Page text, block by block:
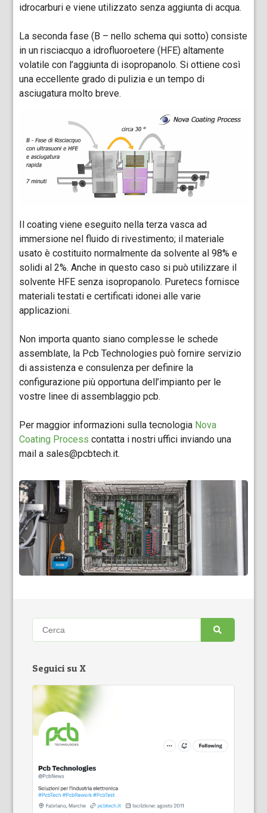
idrocarburi e viene utilizzato senza aggiunta di acqua.
La seconda fase (B – nello schema qui sotto) consiste
in un risciacquo a idrofluoroetere (HFE) altamente
volatile con l’aggiunta di isopropanolo. Si ottiene così
una eccellente grado di pulizia e un tempo di
asciugatura molto breve.
Il coating viene eseguito nella terza vasca ad
immersione nel fluido di rivestimento; il materiale
usato è costituito normalmente da solvente al 98% e
solidi al 2%. Anche in questo caso si può utilizzare il
solvente HFE senza isopropanolo. Puretecs fornisce
materiali testati e certificati idonei alle varie
applicazioni.
Non importa quanto siano complesse le schede
assemblate, la Pcb Technologies può fornire servizio
di assistenza e consulenza per definire la
configurazione più opportuna dell’impianto per le
vostre linee di assemblaggio pcb.
Per maggior informazioni sulla tecnologia Nova
Coating Process contatta i nostri uffici inviando una
mail a sales@pcbtech.it.
Seguici su X